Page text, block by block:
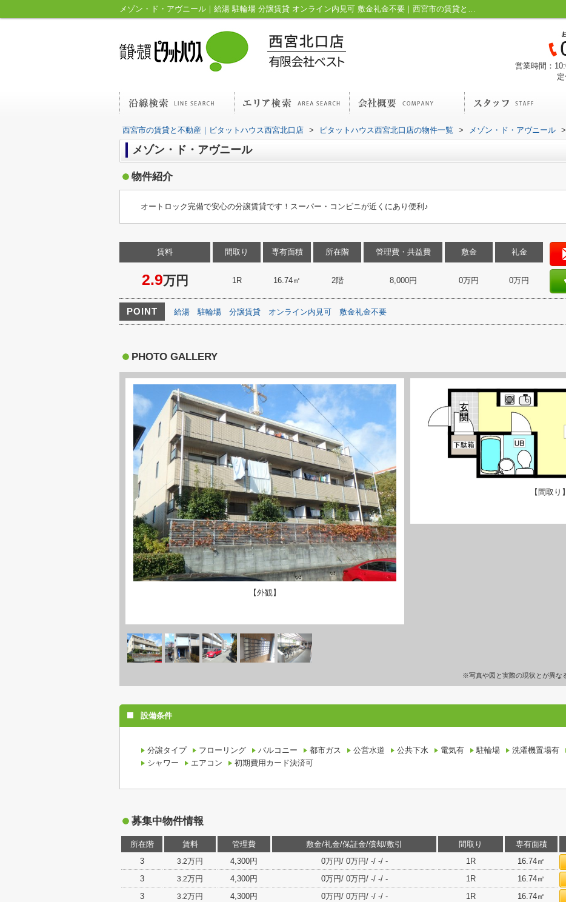
メゾン・ド・アヴニール｜給湯 駐輪場 分譲賃貸 オンライン内見可 敷金礼金不要｜西宮市の賃貸と不動産｜ピタットハウス西宮北口店
営業時間：
西宮市の賃貸と不動産｜ピタットハウス西宮北口店 > ピタットハウス西宮北口店の物件一覧 > メゾン・ド・アヴニール >
メゾン・ド・アヴニール
物件紹介
オートロック完備で安心の分譲賃貸です！スーパー・コンビニが近くにあり便利♪
賃料
2.9万円
間取り
1R
専有面積
16.74㎡
所在階
2階
管理費・共益費
8,000円
敷金
0万円
礼金
0万円
POINT 給湯 駐輪場 分譲賃貸 オンライン内見可 敷金礼金不要
PHOTO GALLERY
【外観】
【間取り】
※写真や図と実際の現状とが異な
設備条件
分譲タイプ フローリング バルコニー 都市ガス 公営水道 公共下水 電気有 駐輪場 洗濯機置場有
シャワー
エアコン 初期費用カード決済可
募集中物件情報
所在階 賃料 管理費 敷金/礼金/保証金/償却/敷引 間取り 専有面積
3
3.2万円 4,300円 0万円/ 0万円/ -/ -/ - 1R 16.74㎡
3
3.2万円 4,300円 0万円/ 0万円/ -/ -/ - 1R 16.74㎡
3
3.2万円 4,300円 0万円/ 0万円/ -/ -/ - 1R 16.74㎡